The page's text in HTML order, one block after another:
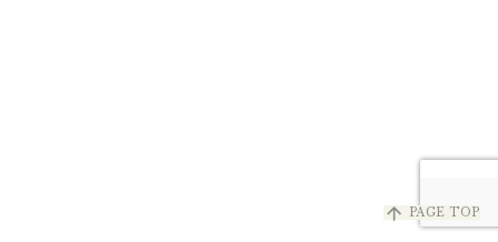
arrow_upward PAGE TOP